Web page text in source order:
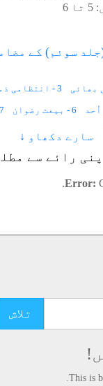
5 تا 6
سوئم) کے
3 - انتظامی ذمہ داریاں
6 - بیعت رضوان
7 - فتح مکہ
سارے دکھاو ↓
رائے سے
Error:
This is